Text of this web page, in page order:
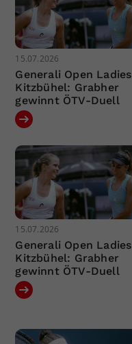
15.07.2026
Generali Open Ladies
Kitzbühel: Grabher
gewinnt ÖTV-Duell
15.07.2026
Generali Open Ladies
Kitzbühel: Grabher
gewinnt ÖTV-Duell